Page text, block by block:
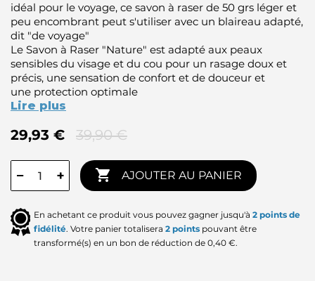
idéal pour le voyage, ce savon à raser de 50 grs léger et
peu encombrant peut s'utiliser avec un blaireau adapté,
dit "de voyage"
Le Savon à Raser "Nature" est adapté aux peaux
sensibles du visage et du cou pour un rasage doux et
précis, une sensation de confort et de douceur et
une protection optimale
Lire plus
29,93 € 39,90 €
− +  AJOUTER AU PANIER
En achetant ce produit vous pouvez gagner jusqu'à 2 points de
fidélité. Votre panier totalisera 2 points pouvant être
transformé(s) en un bon de réduction de 0,40 €.